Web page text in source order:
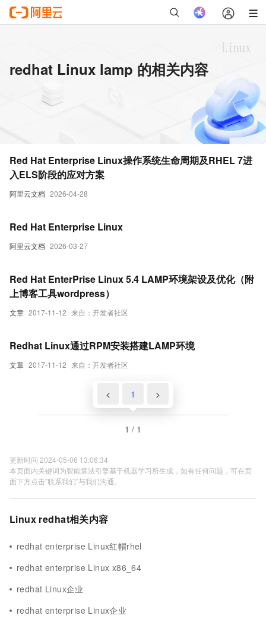
redhat Linux lamp 的相关内容
阿里云文档 2026-04-28
Red Hat Enterprise Linux操作系统生命周期及RHEL 7进
入ELS阶段的应对方案
阿里云文档 2026-03-27
Red Hat Enterprise Linux
文章 2017-11-12 来自：开发者社区
Red Hat EnterPrise Linux 5.4 LAMP环境架设及优化（附
上博客工具wordpress）
文章 2017-11-12 来自：开发者社区
Redhat Linux通过RPM安装搭建LAMP环境
< 1 >
1 / 1
更新时间 2024-05-06 13:06:34
本页面内关键词为智能算法引擎基于机器学习所生成，如有任何问题，可在页
面下方点击"联系我们"与我们沟通。
Linux redhat相关内容
redhat enterprise Linux红帽rhel
redhat enterprise Linux x86_64
redhat Linux企业
redhat enterprise Linux企业